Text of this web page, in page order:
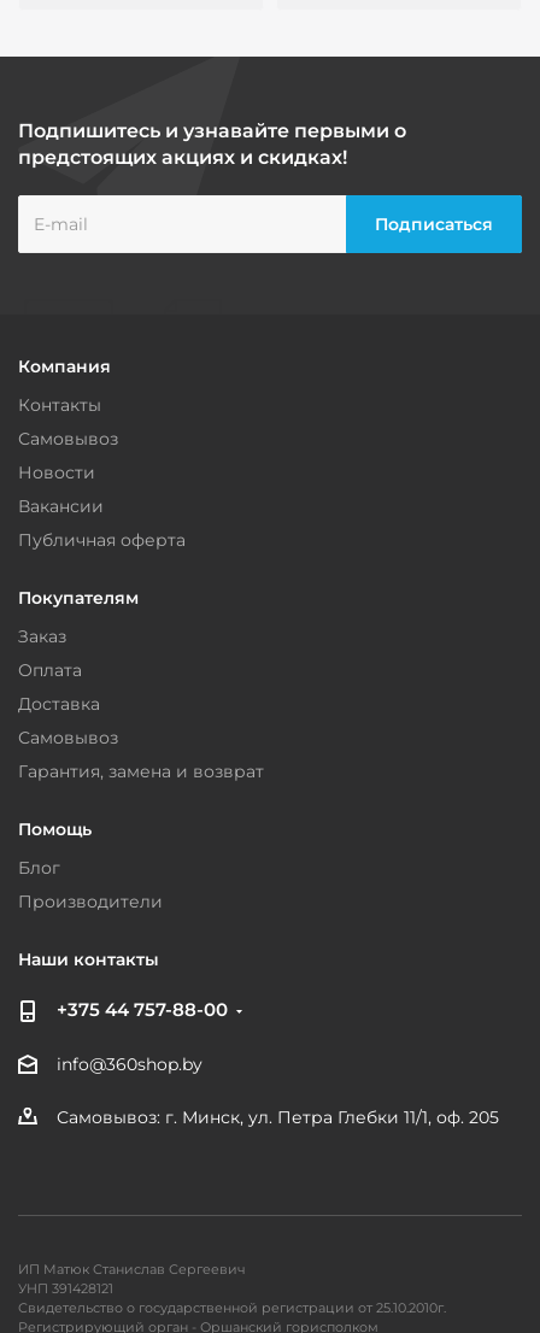
Подпишитесь и узнавайте первыми о
предстоящих акциях и скидках!
Компания
Контакты
Самовывоз
Новости
Вакансии
Публичная оферта
Покупателям
Заказ
Оплата
Доставка
Самовывоз
Гарантия, замена и возврат
Помощь
Блог
Производители
Наши контакты
+375 44 757-88-00
info@360shop.by
Самовывоз: г. Минск, ул. Петра Глебки 11/1, оф. 205
ИП Матюк Станислав Сергеевич
УНП 391428121
Свидетельство о государственной регистрации от 25.10.2010г.
Регистрирующий орган - Оршанский горисполком